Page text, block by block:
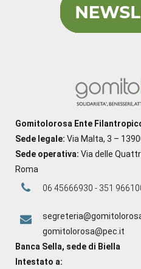
Gomitolorosa Ente
Sede legale: Via Malta, 3 –
Sede operativa: Via delle
Roma
06 45666930 - 351
gomitolorosa@pec.it
Banca Sella, sede di Biella
Intestato a: